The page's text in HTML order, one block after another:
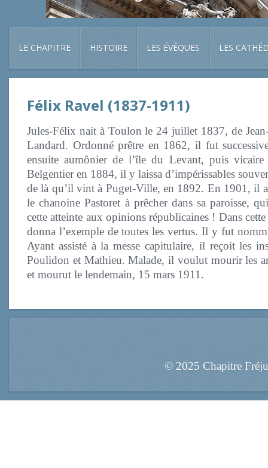
LE CHAPITRE HISTOIRE LES ÉVÊQUES LES
Félix Ravel (1837-1911)
Jules-Félix nait à Toulon le 24 juillet 1837, de
Landard. Ordonné prêtre en 1862, il fut
ensuite aumônier de l’île du Levant, puis
Belgentier en 1884, il y laissa d’impérissables
de là qu’il vint à Puget-Ville, en 1892. En 1901, il
le chanoine Pastoret à prêcher dans sa paroisse,
cette atteinte aux opinions républicaines ! Dans
donna l’exemple de toutes les vertus. Il y fut
Ayant assisté à la messe capitulaire, il reçoit les
Poulidon et Mathieu. Malade, il voulut mourir les
et mourut le lendemain, 15 mars 1911.
© 2025 Chapitre